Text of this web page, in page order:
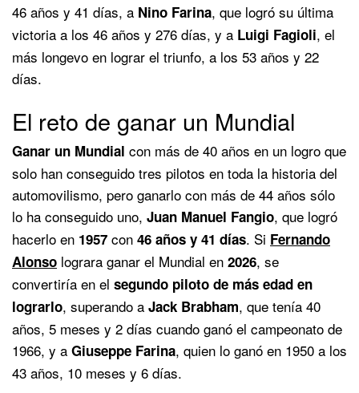
46 años y 41 días, a Nino Farina, que logró su última
victoria a los 46 años y 276 días, y a Luigi Fagioli, el
más longevo en lograr el triunfo, a los 53 años y 22
días.
El reto de ganar un Mundial
Ganar un Mundial con más de 40 años en un logro que
solo han conseguido tres pilotos en toda la historia del
automovilismo, pero ganarlo con más de 44 años sólo
lo ha conseguido uno, Juan Manuel Fangio, que logró
hacerlo en 1957 con 46 años y 41 días. Si Fernando
Alonso lograra ganar el Mundial en 2026, se
convertiría en el segundo piloto de más edad en
lograrlo, superando a Jack Brabham, que tenía 40
años, 5 meses y 2 días cuando ganó el campeonato de
1966, y a Giuseppe Farina, quien lo ganó en 1950 a los
43 años, 10 meses y 6 días.